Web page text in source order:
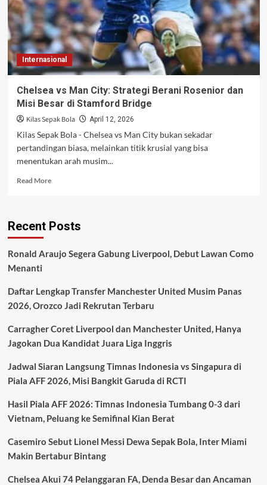
Bola
Mati
Mulai
Terungkap
Internasional
Chelsea vs Man City: Strategi Berani Rosenior dan
Misi Besar di Stamford Bridge
Kilas Sepak Bola April 12, 2026
Kilas Sepak Bola - Chelsea vs Man City bukan sekadar
pertandingan biasa, melainkan titik krusial yang bisa
menentukan arah musim...
Read MoreRead
vs
Strategi
dan
Misi
di
Bridge
Recent Posts
Ronald Araujo Segera Gabung Liverpool, Debut Lawan Como
Menanti
Daftar Lengkap Transfer Manchester United Musim Panas
2026, Orozco Jadi Rekrutan Terbaru
Carragher Coret Liverpool dan Manchester United, Hanya
Jagokan Dua Kandidat Juara Liga Inggris
Jadwal Siaran Langsung Timnas Indonesia vs Singapura di
Piala AFF 2026, Misi Bangkit Garuda di RCTI
Hasil Piala AFF 2026: Timnas Indonesia Tumbang 0-3 dari
Vietnam, Peluang ke Semifinal Kian Berat
Casemiro Sebut Lionel Messi Dewa Sepak Bola, Inter Miami
Makin Bertabur Bintang
Chelsea Akui 74 Pelanggaran FA, Denda Besar dan Ancaman